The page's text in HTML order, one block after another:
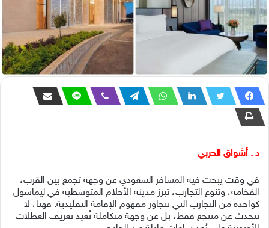
د . أشواق الحربي
في وقت يبحث فيه المسافر السعودي عن وجهة تجمع بين القرب،
الفخامة، وتنوع التجارب، تبرز مدينة الأحلام المتوسطية في ليماسول
كواحدة من التجارب التي تتجاوز مفهوم الإقامة التقليدية. فهنا، لا
نتحدث عن منتجع فقط، بل عن وجهة متكاملة تُعيد تعريف العطلات